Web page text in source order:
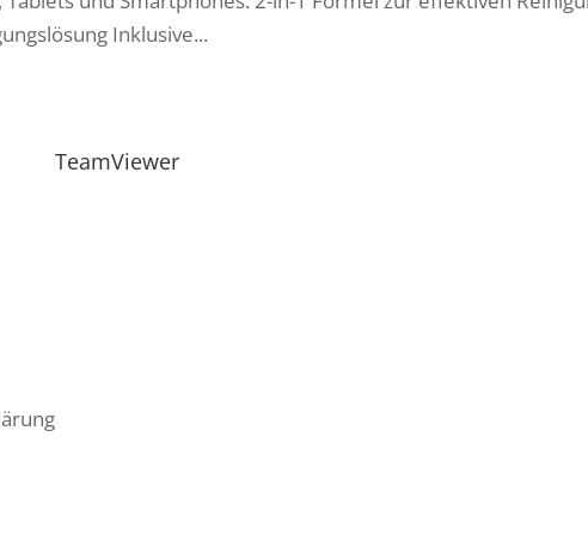
Inklusive...
TeamViewer